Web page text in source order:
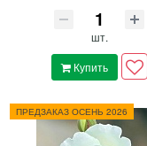
шт.
Купить
ПРЕДЗАКАЗ ОСЕНЬ 2026